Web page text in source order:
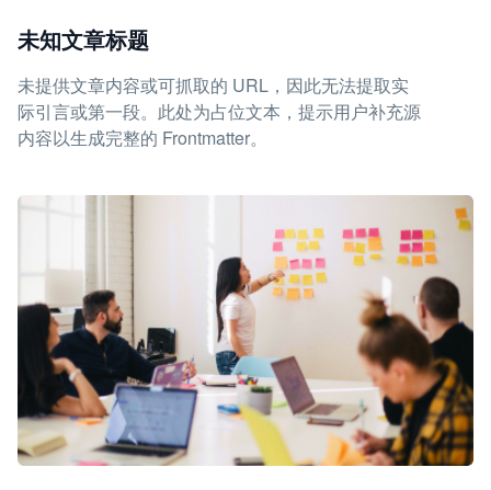
未知文章标题
未提供文章内容或可抓取的 URL，因此无法提取实
际引言或第一段。此处为占位文本，提示用户补充源
内容以生成完整的 Frontmatter。